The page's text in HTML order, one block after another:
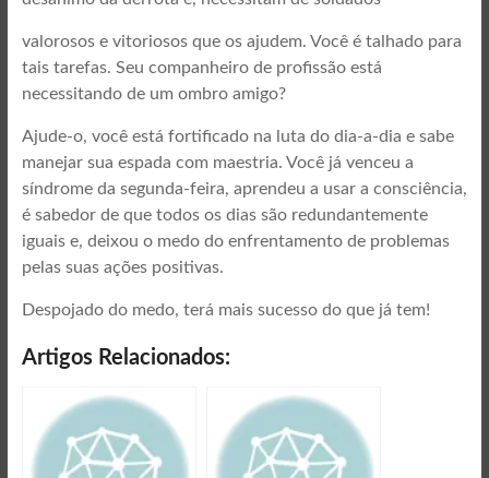
valorosos e vitoriosos que os ajudem. Você é talhado para
tais tarefas. Seu companheiro de profissão está
necessitando de um ombro amigo?
Ajude-o, você está fortificado na luta do dia-a-dia e sabe
manejar sua espada com maestria. Você já venceu a
síndrome da segunda-feira, aprendeu a usar a consciência,
é sabedor de que todos os dias são redundantemente
iguais e, deixou o medo do enfrentamento de problemas
pelas suas ações positivas.
Despojado do medo, terá mais sucesso do que já tem!
Artigos Relacionados: